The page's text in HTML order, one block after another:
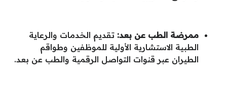
ممرضة الطب عن بعد: تقديم الخدمات والرعاية
الطبية الاستشارية الأولية للموظفين وطواقم
الطيران عبر قنوات التواصل الرقمية والطب عن بعد.